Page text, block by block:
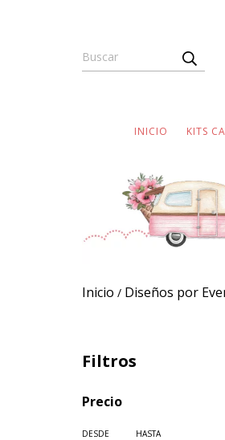
INICIO KITS
Inicio / Diseños por
Filtros
Precio
DESDE HASTA